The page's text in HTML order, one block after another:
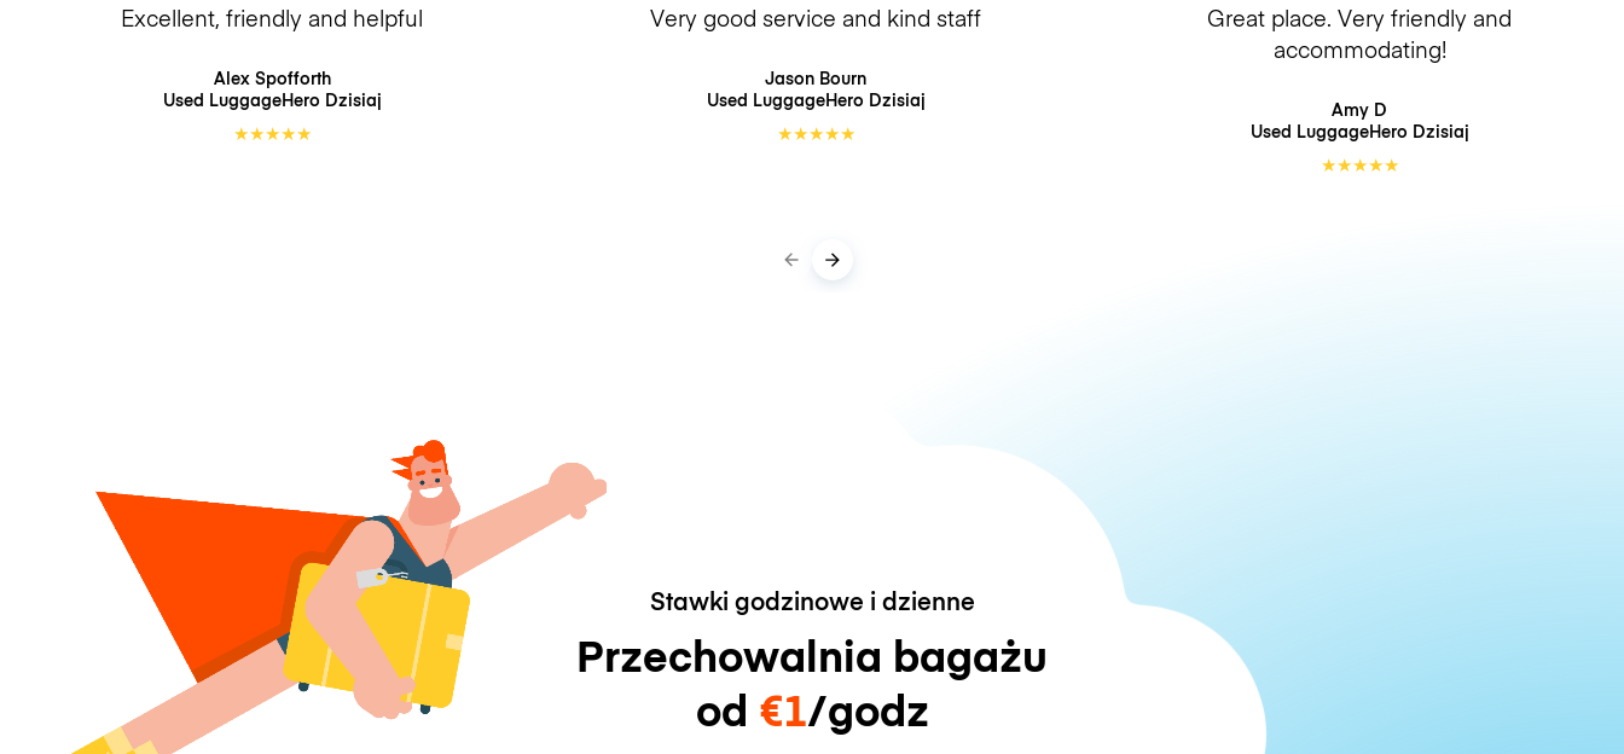
Excellent, friendly and helpful
Alex Spofforth
Used LuggageHero Dzisiaj
★★★★★
Very good service and kind staff
Jason Bourn
Used LuggageHero Dzisiaj
★★★★★
Great place. Very friendly and
accommodating!
Amy D
Used LuggageHero Dzisiaj
★★★★★
Stawki godzinowe i dzienne
Przechowalnia bagażu
od €1/godz